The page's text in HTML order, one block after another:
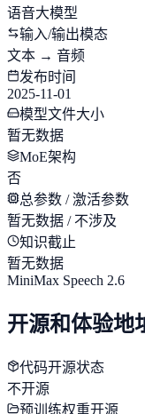
语音大模型
输入/输出模态
文本 → 音频
发布时间
2025-11-01
模型文件大小
暂无数据
MoE架构
否
总参数 / 激活参数
暂无数据 / 不涉及
知识截止
暂无数据
MiniMax Speech 2.6
开源和体验地
代码开源状态
不开源
预训练权重开源